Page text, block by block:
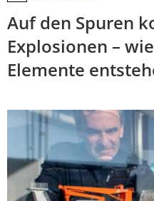
Auf den Spuren
Explosionen –
Elemente